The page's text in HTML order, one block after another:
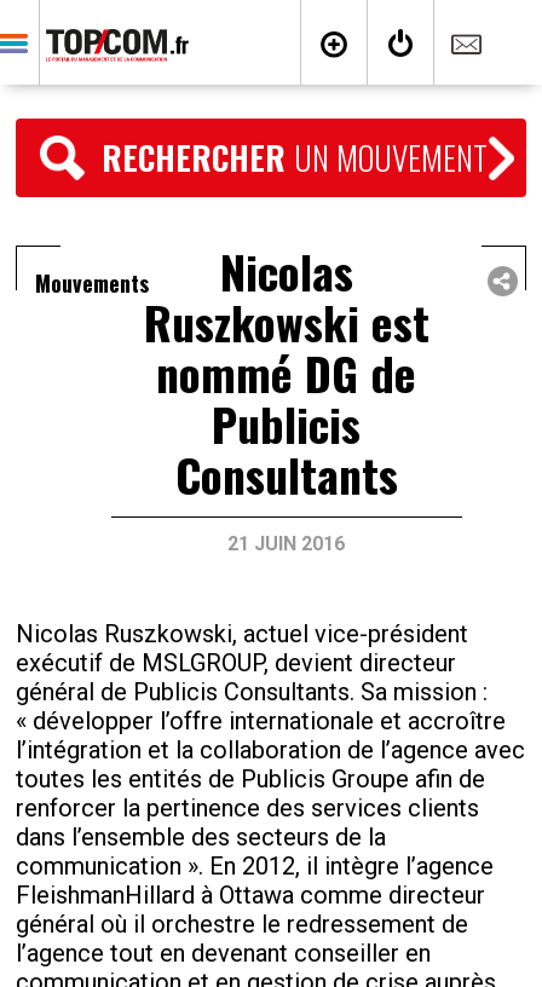
RECHERCHER UN MOUVEMENT
Mouvements Nicolas
Ruszkowski est
nommé DG de
Publicis
Consultants
21 JUIN 2016
Nicolas Ruszkowski, actuel vice-président
exécutif de MSLGROUP, devient directeur
général de Publicis Consultants. Sa mission :
« développer l’offre internationale et accroître
l’intégration et la collaboration de l’agence avec
toutes les entités de Publicis Groupe afin de
renforcer la pertinence des services clients
dans l’ensemble des secteurs de la
communication ». En 2012, il intègre l’agence
FleishmanHillard à Ottawa comme directeur
général où il orchestre le redressement de
l’agence tout en devenant conseiller en